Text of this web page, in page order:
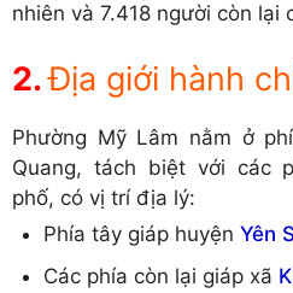
nhiên và 7.418 người còn lại
Địa giới hành
Phường Mỹ Lâm nằm ở
Quang, tách biệt với các
phố, có vị trí địa lý:
Phía tây giáp huyện Yên
Các phía còn lại giáp xã